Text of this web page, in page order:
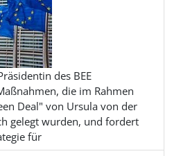
des BEE
die im Rahmen
Deal" von Ursula von der
gelegt wurden, und fordert
für